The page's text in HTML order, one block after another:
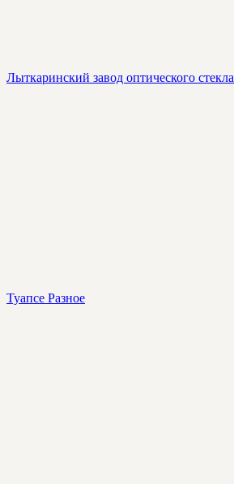
Лыткаринский завод оптического стекла
Туапсе Разное